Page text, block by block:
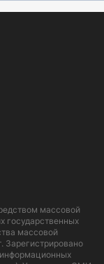
массовой
государственных
массовой